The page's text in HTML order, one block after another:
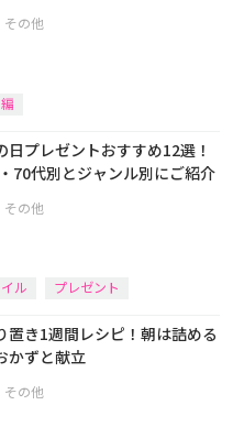
その他
日プレゼントおすすめ12選！
70代別とジャンル別にご紹介
その他
ル プレゼント
置き1週間レシピ！朝は詰める
かずと献立
その他